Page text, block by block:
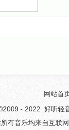
ら)が燃え立てども
く明日(あす)を求
けてゆく true ties
紡ぐ絆
网站首
- 2022 好听轻
有音乐均来自互联